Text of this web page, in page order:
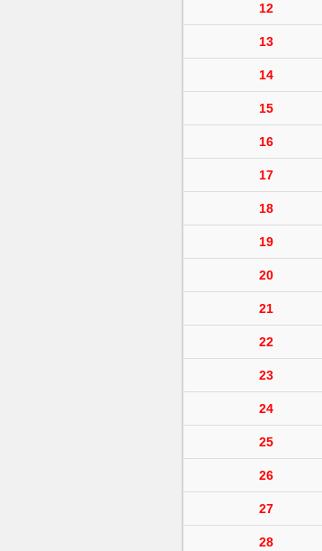
12
13
14
15
16
17
18
19
20
21
22
23
24
25
26
27
28